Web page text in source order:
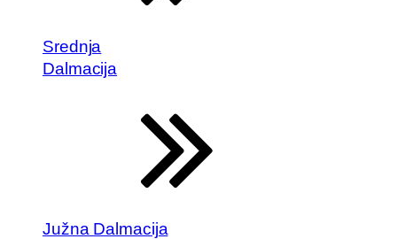
Srednja
Dalmacija
Južna Dalmacija